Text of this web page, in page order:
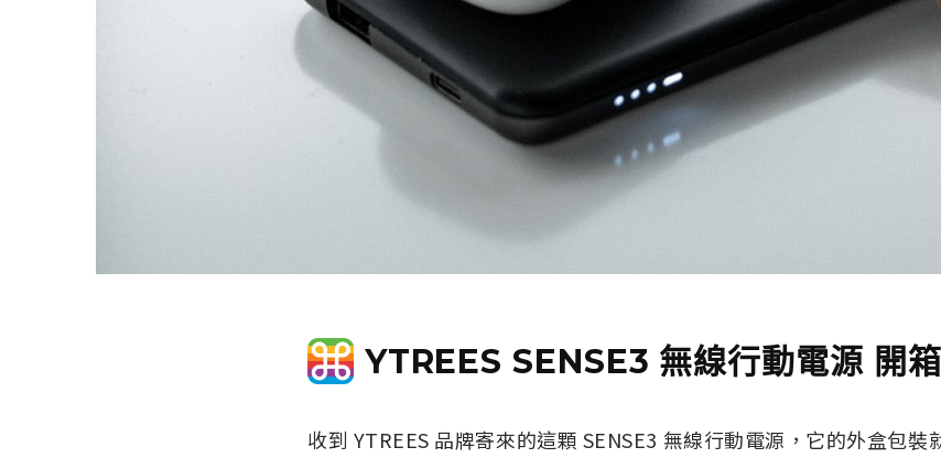
YTREES SENSE3 無線行動電源 開箱
收到 YTREES 品牌寄來的這顆 SENSE3 無線行動電源，它的外盒包